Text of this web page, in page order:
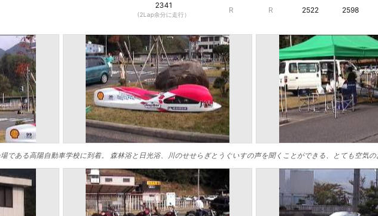
2341
(2Lap余分に走行） R R 2522 2598
である高陽自動車学校に到着。 森林浴と日光浴、川のせせらぎとうぐいすの声を聞くことができる、とても空気の